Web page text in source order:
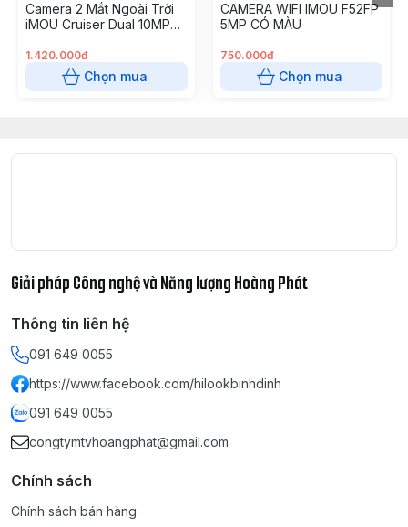
Camera 2 Mắt Ngoài Trời
iMOU Cruiser Dual 10MP
1.420.000đ
Chọn mua
CAMERA WIFI IMOU F52FP
5MP CÓ MÀU
750.000đ
Chọn mua
Giải pháp Công nghệ và Năng lượng Hoàng Phát
Thông tin liên hệ
091 649 0055
https://www.facebook.com/hilookbinhdinh
091 649 0055
congtymtvhoangphat@gmail.com
Chính sách
Chính sách bán hàng